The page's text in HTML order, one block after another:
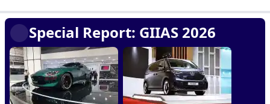
Special Report: GIIAS 2026